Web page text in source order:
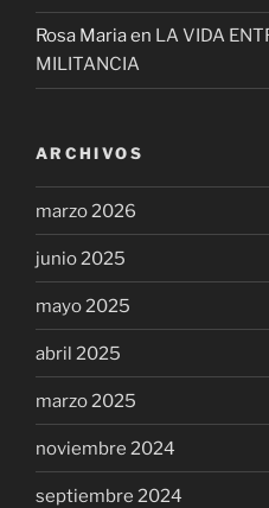
Rosa Mariaen LA VIDA
MILITANCIA
ARCHIVOS
marzo 2026
junio 2025
mayo 2025
abril 2025
marzo 2025
noviembre 2024
septiembre 2024